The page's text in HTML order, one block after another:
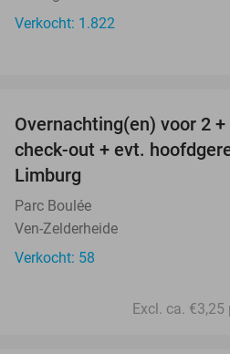
Verkocht: 1.822
Overnachting(en) voor 2
check-out + evt.
Limburg
Parc Boulée
Ven-Zelderheide
Verkocht: 58
Excl. ca.